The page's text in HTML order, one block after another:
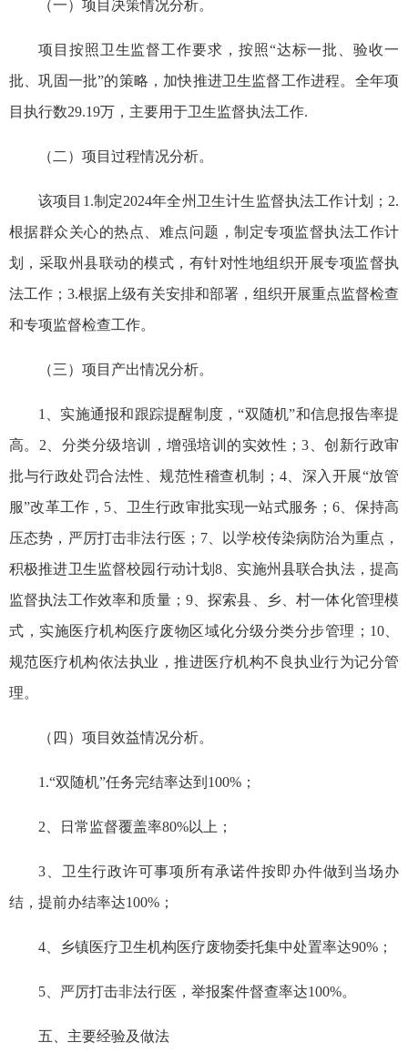
（一）项目决策情况分析。
项目按照卫生监督工作要求，按照“达标一批、验收一
批、巩固一批”的策略，加快推进卫生监督工作进程。全年项
目执行数29.19万，主要用于卫生监督执法工作.
（二）项目过程情况分析。
该项目1.制定2024年全州卫生计生监督执法工作计划；2.
根据群众关心的热点、难点问题，制定专项监督执法工作计
划，采取州县联动的模式，有针对性地组织开展专项监督执
法工作；3.根据上级有关安排和部署，组织开展重点监督检查
和专项监督检查工作。
（三）项目产出情况分析。
1、实施通报和跟踪提醒制度，“双随机”和信息报告率提
高。2、分类分级培训，增强培训的实效性；3、创新行政审
批与行政处罚合法性、规范性稽查机制；4、深入开展“放管
服”改革工作，5、卫生行政审批实现一站式服务；6、保持高
压态势，严厉打击非法行医；7、以学校传染病防治为重点，
积极推进卫生监督校园行动计划8、实施州县联合执法，提高
监督执法工作效率和质量；9、探索县、乡、村一体化管理模
式，实施医疗机构医疗废物区域化分级分类分步管理；10、
规范医疗机构依法执业，推进医疗机构不良执业行为记分管
理。
（四）项目效益情况分析。
1.“双随机”任务完结率达到100%；
2、日常监督覆盖率80%以上；
3、卫生行政许可事项所有承诺件按即办件做到当场办
结，提前办结率达100%；
4、乡镇医疗卫生机构医疗废物委托集中处置率达90%；
5、严厉打击非法行医，举报案件督查率达100%。
五、主要经验及做法